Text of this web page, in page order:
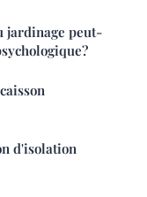
jardinage peut-
d'isolation